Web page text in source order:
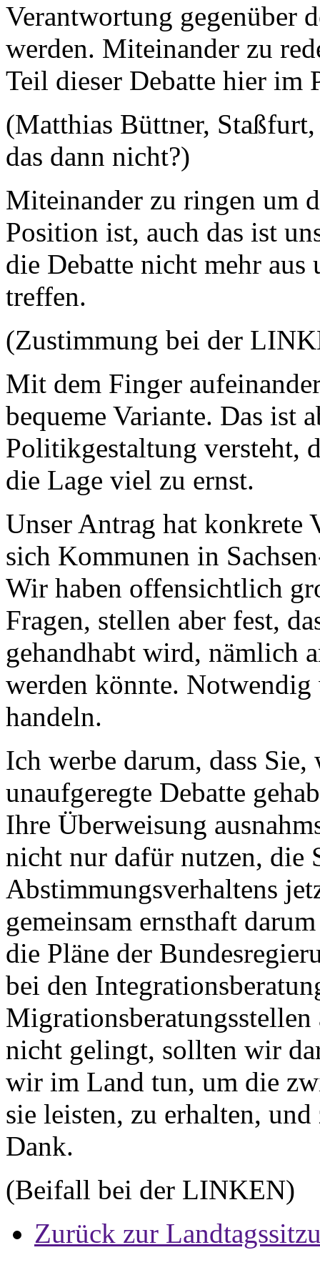
Verantwortung gegenüber
werden. Miteinander zu
Teil dieser Debatte hier im
(Matthias Büttner,
das dann nicht?)
Miteinander zu ringen um
Position ist, auch das ist
die Debatte nicht mehr aus
treffen.
(Zustimmung bei der
Mit dem Finger
bequeme Variante. Das ist
Politikgestaltung versteht,
die Lage viel zu ernst.
Unser Antrag hat konkrete
sich Kommunen in
Wir haben offensichtlich
Fragen, stellen aber fest,
gehandhabt wird, nämlich
werden könnte. Notwendig
handeln.
Ich werbe darum, dass
unaufgeregte Debatte
Ihre Überweisung
nicht nur dafür nutzen, die
Abstimmungsverhaltens
gemeinsam ernsthaft
die Pläne der
bei den
Migrationsberatungsstellen
nicht gelingt, sollten wir
wir im Land tun, um die
sie leisten, zu erhalten,
Dank.
(Beifall bei der LINKEN)
Zurück zur